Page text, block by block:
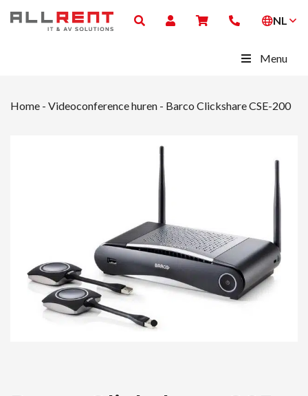
NL
Menu
Home - Videoconference huren - Barco Clickshare CSE-200